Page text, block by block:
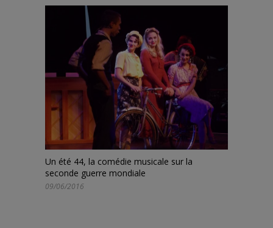
Un été 44, la comédie musicale sur la
seconde guerre mondiale
09/06/2016